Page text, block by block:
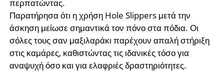
περπατώντας.
Παρατήρησα ότι η χρήση Hole Slippers μετά την
άσκηση μείωσε σημαντικά τον πόνο στα πόδια. Οι
σόλες τους σαν μαξιλαράκι παρέχουν απαλή στήριξη
στις καμάρες, καθιστώντας τις ιδανικές τόσο για
αναψυχή όσο και για ελαφριές δραστηριότητες.